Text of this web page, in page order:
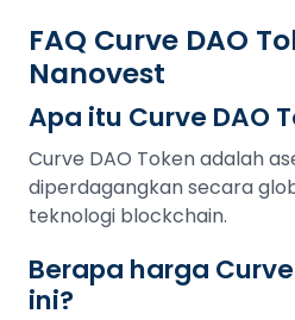
FAQ Curve DAO
Nanovest
Apa itu Curve DAO
Curve DAO Token adalah
diperdagangkan secara
teknologi blockchain.
Berapa harga
ini?